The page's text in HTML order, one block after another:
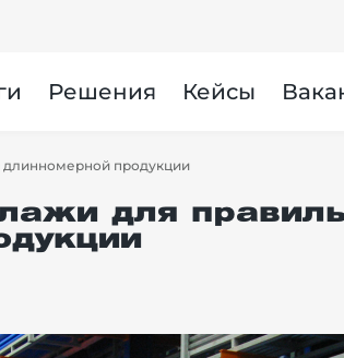
Решения Кейсы
длинномерной продукции
для